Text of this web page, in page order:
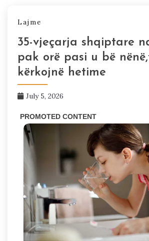
Lajme
35-vjeçarja shqiptare
pak orë pasi u bë
kërkojnë hetime
July 5, 2026